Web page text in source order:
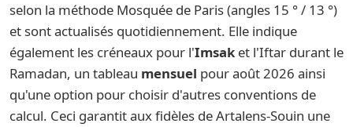
selon la méthode Mosquée de Paris (angles 15 ° / 13 °)
et sont actualisés quotidiennement. Elle indique
également les créneaux pour l'Imsak et l'Iftar durant le
Ramadan, un tableau mensuel pour août 2026 ainsi
qu'une option pour choisir d'autres conventions de
calcul. Ceci garantit aux fidèles de Artalens-Souin une